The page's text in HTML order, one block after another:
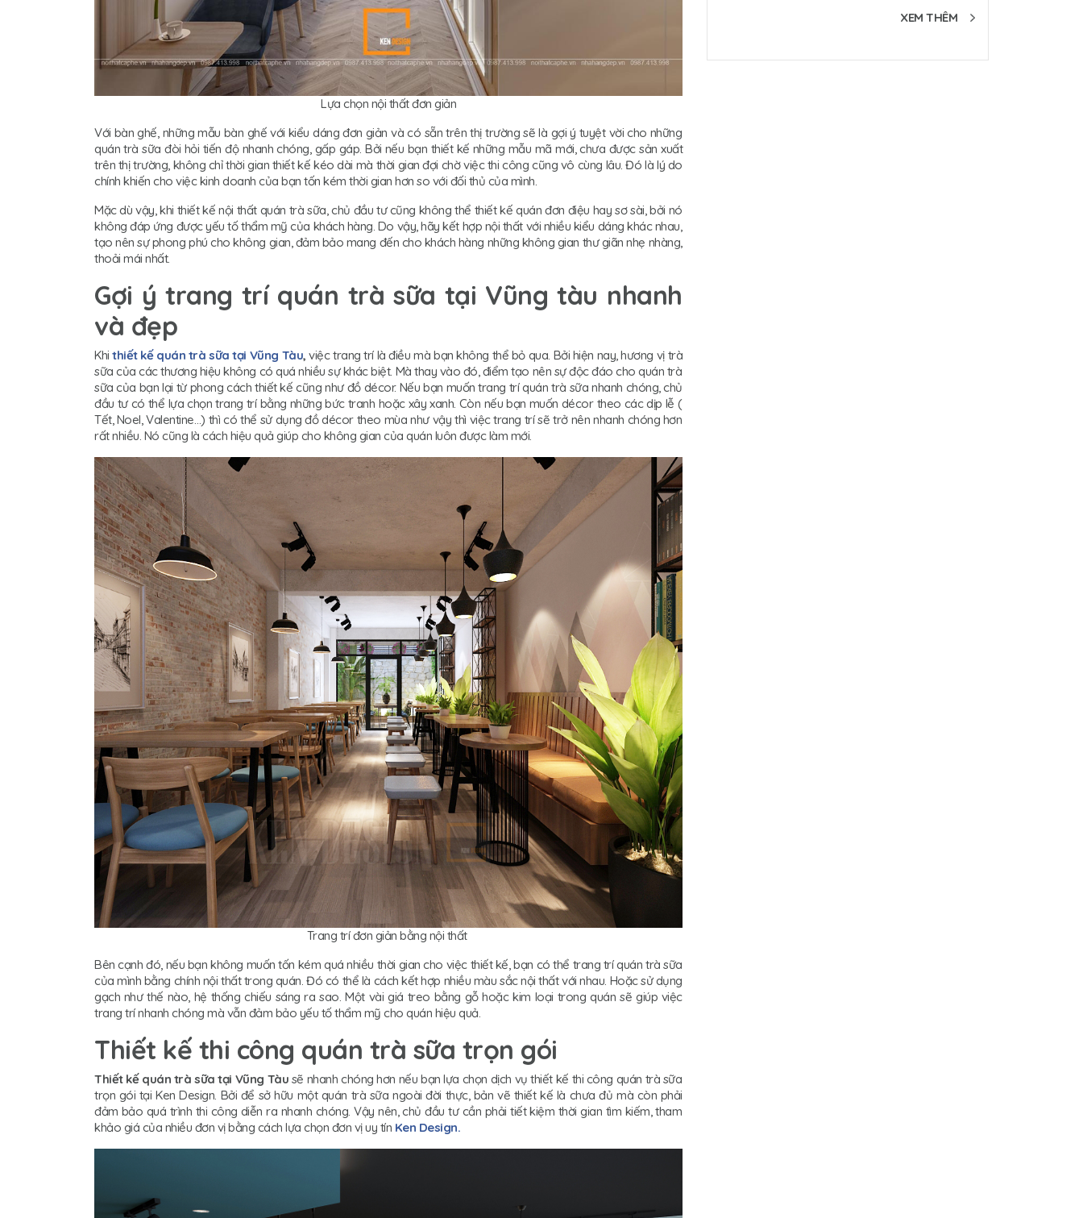
Lựa chọn nội thất đơn giản
Với bàn ghế, những mẫu bàn ghế với kiểu dáng đơn giản và có sẵn trên thị trường sẽ là gợi ý tuyệt vời cho những
quán trà sữa đòi hỏi tiến độ nhanh chóng, gấp gáp. Bởi nếu bạn thiết kế những mẫu mã mới, chưa được sản xuất
trên thị trường, không chỉ thời gian thiết kế kéo dài mà thời gian đợi chờ việc thi công cũng vô cùng lâu. Đó là lý do
chính khiến cho việc kinh doanh của bạn tốn kém thời gian hơn so với đối thủ của mình.
Mặc dù vậy, khi thiết kế nội thất quán trà sữa, chủ đầu tư cũng không thể thiết kế quán đơn điệu hay sơ sài, bởi nó
không đáp ứng được yếu tố thẩm mỹ của khách hàng. Do vậy, hãy kết hợp nội thất với nhiều kiểu dáng khác nhau,
tạo nên sự phong phú cho không gian, đảm bảo mang đến cho khách hàng những không gian thư giãn nhẹ nhàng,
thoải mái nhất.
Gợi ý trang trí quán trà sữa tại Vũng tàu nhanh
và đẹp
Khi thiết kế quán trà sữa tại Vũng Tàu, việc trang trí là điều mà bạn không thể bỏ qua. Bởi hiện nay, hương vị trà
sữa của các thương hiệu không có quá nhiều sự khác biệt. Mà thay vào đó, điểm tạo nên sự độc đáo cho quán trà
sữa của bạn lại từ phong cách thiết kế cũng như đồ décor. Nếu bạn muốn trang trí quán trà sữa nhanh chóng, chủ
đầu tư có thể lựa chọn trang trí bằng những bức tranh hoặc xây xanh. Còn nếu bạn muốn décor theo các dịp lễ (
Tết, Noel, Valentine…) thì có thể sử dụng đồ décor theo mùa như vậy thì việc trang trí sẽ trở nên nhanh chóng hơn
rất nhiều. Nó cũng là cách hiệu quả giúp cho không gian của quán luôn được làm mới.
Trang trí đơn giản bằng nội thất
Bên cạnh đó, nếu bạn không muốn tốn kém quá nhiều thời gian cho việc thiết kế, bạn có thể trang trí quán trà sữa
của mình bằng chính nội thất trong quán. Đó có thể là cách kết hợp nhiều màu sắc nội thất với nhau. Hoặc sử dụng
gạch như thế nào, hệ thống chiếu sáng ra sao. Một vài giá treo bằng gỗ hoặc kim loại trong quán sẽ giúp việc
trang trí nhanh chóng mà vẫn đảm bảo yếu tố thẩm mỹ cho quán hiệu quả.
Thiết kế thi công quán trà sữa trọn gói
Thiết kế quán trà sữa tại Vũng Tàu sẽ nhanh chóng hơn nếu bạn lựa chọn dịch vụ thiết kế thi công quán trà sữa
trọn gói tại Ken Design. Bởi để sở hữu một quán trà sữa ngoài đời thực, bản vẽ thiết kế là chưa đủ mà còn phải
đảm bảo quá trình thi công diễn ra nhanh chóng. Vậy nên, chủ đầu tư cần phải tiết kiệm thời gian tìm kiếm, tham
khảo giá của nhiều đơn vị bằng cách lựa chọn đơn vị uy tín Ken Design.
XEM THÊM